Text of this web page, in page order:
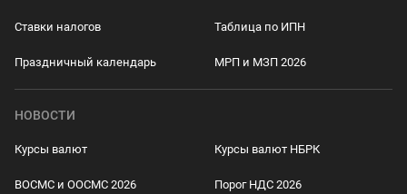
Ставки налогов Таблица по ИПН
Праздничный календарь МРП и МЗП 2026
НОВОСТИ
Курсы валют Курсы валют НБРК
ВОСМС и ООСМС 2026 Порог НДС 2026